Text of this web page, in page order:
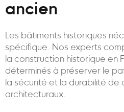
ancien
Les bâtiments historiques
spécifique. Nos experts
la construction historique en
déterminés à préserver le
la sécurité et la durabilité de
architecturaux.